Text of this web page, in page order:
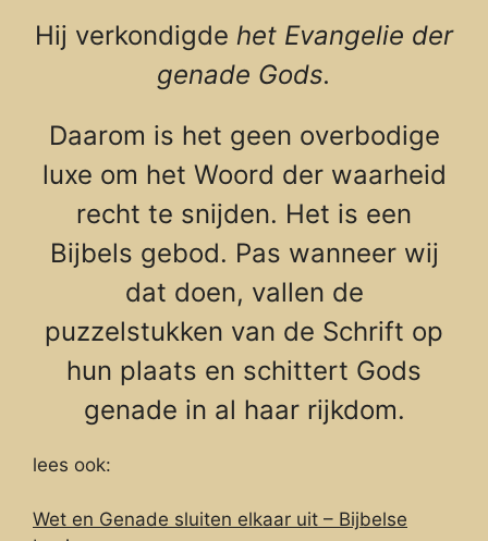
Hij verkondigde het Evangelie der
genade Gods.
Daarom is het geen overbodige
luxe om het Woord der waarheid
recht te snijden. Het is een
Bijbels gebod. Pas wanneer wij
dat doen, vallen de
puzzelstukken van de Schrift op
hun plaats en schittert Gods
genade in al haar rijkdom.
lees ook:
Wet en Genade sluiten elkaar uit – Bijbelse